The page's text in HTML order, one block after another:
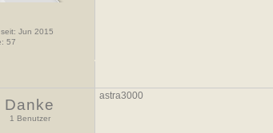
seit: Jun 2015
57
Danke
1 Benutzer
astra3000